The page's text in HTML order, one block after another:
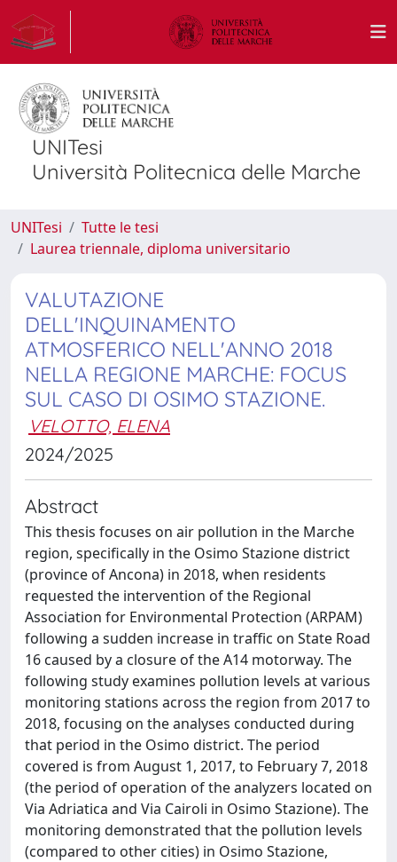
UNITesi
Università Politecnica delle Marche
UNITesi
Tutte le tesi
Laurea triennale, diploma universitario
VALUTAZIONE
DELL'INQUINAMENTO
ATMOSFERICO NELL'ANNO 2018
NELLA REGIONE MARCHE: FOCUS
SUL CASO DI OSIMO STAZIONE.
VELOTTO, ELENA
2024/2025
Abstract
This thesis focuses on air pollution in the Marche
region, specifically in the Osimo Stazione district
(province of Ancona) in 2018, when residents
requested the intervention of the Regional
Association for Environmental Protection (ARPAM)
following a sudden increase in traffic on State Road
16 caused by a closure of the A14 motorway. The
following study examines pollution levels at various
monitoring stations across the region from 2017 to
2018, focusing on the analyses conducted during
that period in the Osimo district. The period
covered is from August 1, 2017, to February 7, 2018
(the period of operation of the analyzers located on
Via Adriatica and Via Cairoli in Osimo Stazione). The
monitoring demonstrated that the pollution levels
(compared to other cities) in Osimo Stazione,